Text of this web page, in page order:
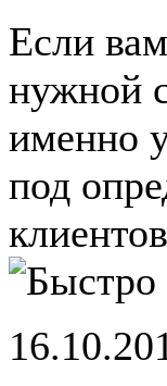
Если
нужной
именно
под